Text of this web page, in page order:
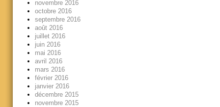
novembre 2016
octobre 2016
septembre 2016
août 2016
juillet 2016
juin 2016
mai 2016
avril 2016
mars 2016
février 2016
janvier 2016
décembre 2015
novembre 2015